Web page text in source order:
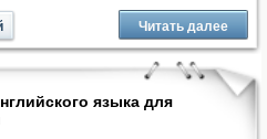
Читать далее
языка для